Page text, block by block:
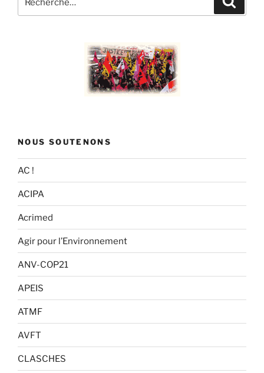
pour
NOUS SOUTENONS
AC !
ACIPA
Acrimed
Agir pour l’Environnement
ANV-COP21
APEIS
ATMF
AVFT
CLASCHES